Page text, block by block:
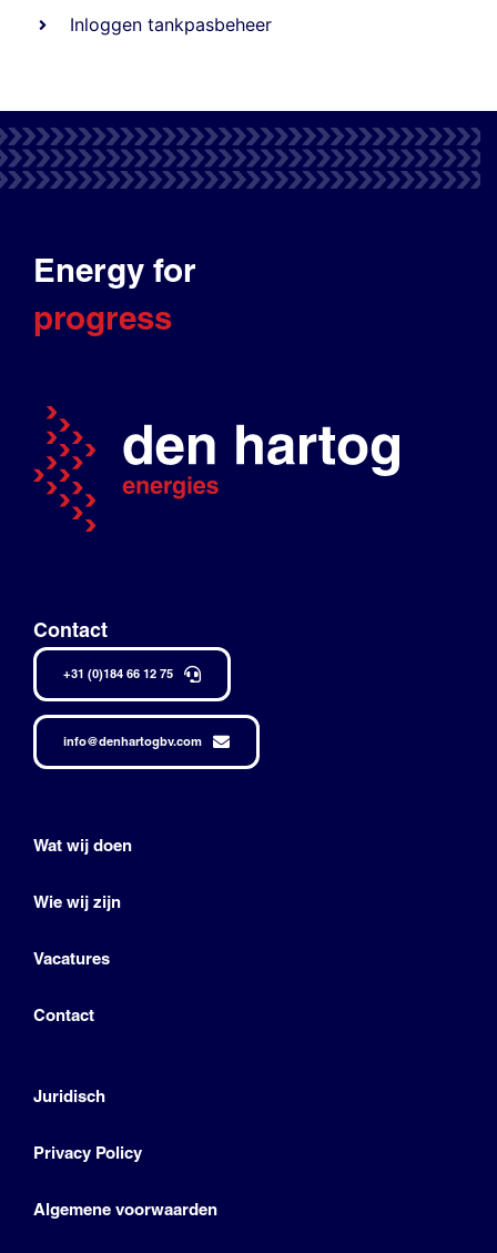
Inloggen tankpasbeheer
Energy for
progress
Contact
+31 (0)184 66 12 75
info@denhartogbv.com
Wat wij doen
Wie wij zijn
Vacatures
Contact
Juridisch
Privacy Policy
Algemene voorwaarden